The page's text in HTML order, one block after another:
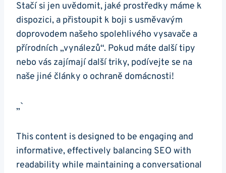
Stačí si jen uvědomit, jaké prostředky máme k
dispozici, a přistoupit k boji s usměvavým
doprovodem našeho spolehlivého vysavače a
přírodních „vynálezů“. Pokud máte další tipy
nebo vás zajímají další triky, podívejte se na
naše jiné články o ochraně domácnosti!
„`
This content is designed to be engaging and
informative, effectively balancing SEO with
readability while maintaining a conversational